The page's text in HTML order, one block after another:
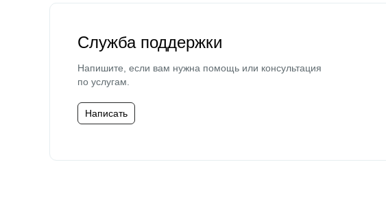
Служба поддержки
Напишите, если вам нужна помощь или консультация
по услугам.
Написать